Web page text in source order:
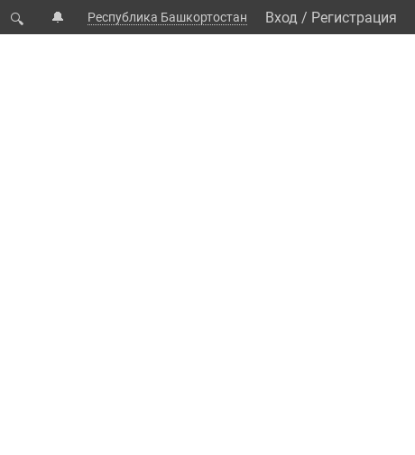
🔍 🔔 Республика Башкортостан Вход / Регистрация